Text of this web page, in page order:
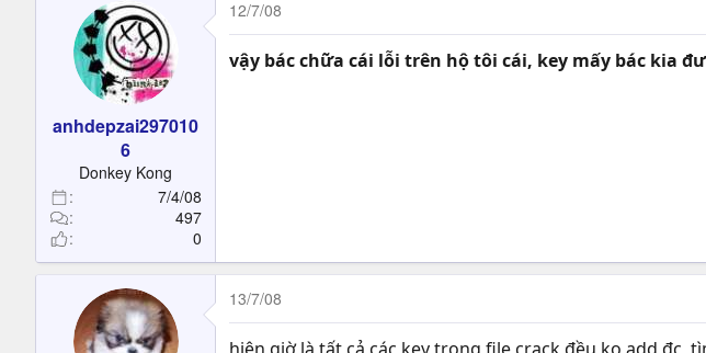
anhdepzai297010
6
Donkey Kong
7/4/08
497
0
12/7/08
vậy bác chữa cái lỗi trên hộ tôi cái, key mấy bác kia
13/7/08